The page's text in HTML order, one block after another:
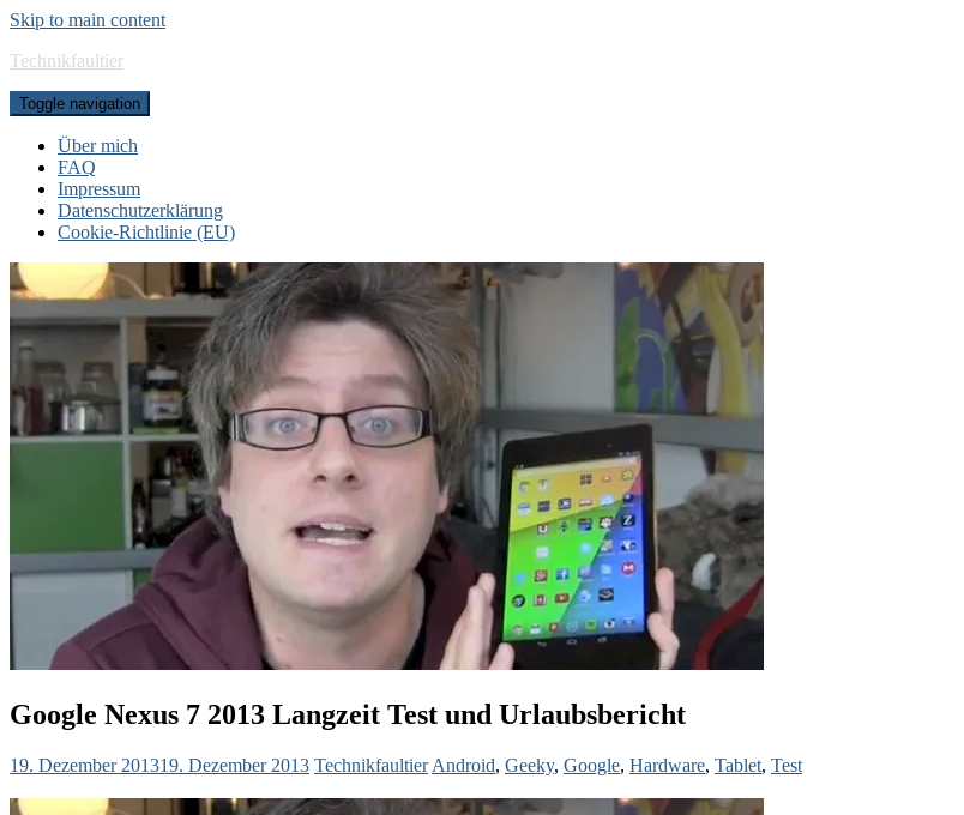
Skip to main content
Technikfaultier
Toggle navigation
Über mich
FAQ
Impressum
Datenschutzerklärung
Cookie-Richtlinie (EU)
Google Nexus 7 2013 Langzeit Test und Urlaubsbericht
19. Dezember 201319. Dezember 2013 Technikfaultier Android, Geeky, Google, Hardware, Tablet, Test